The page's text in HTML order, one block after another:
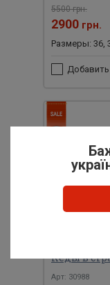
5500 грн.
2900 грн.
Размеры: 36,
Кеды в
Арт: 30988